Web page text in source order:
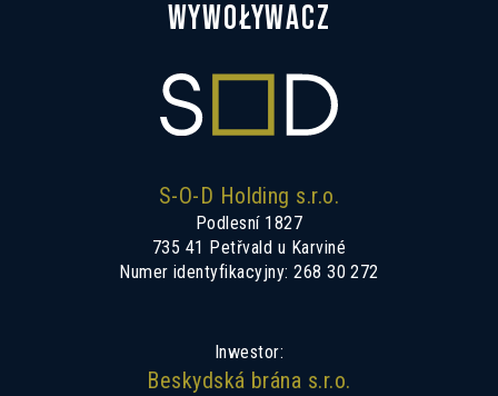
WYWOŁYWACZ
S-O-D Holding s.r.o.
Podlesní 1827
735 41 Petřvald u Karviné
Numer identyfikacyjny: 268 30 272
Inwestor:
Beskydská brána s.r.o.